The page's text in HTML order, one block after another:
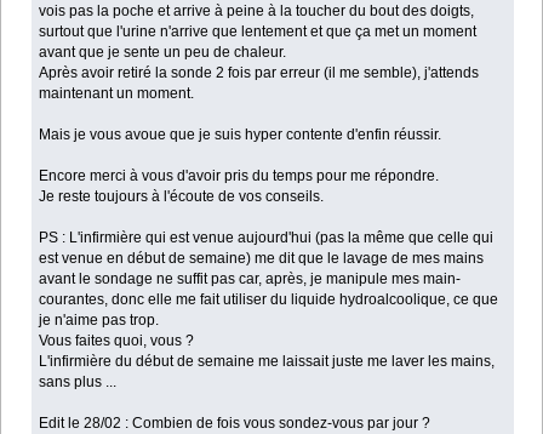
vois pas la poche et arrive à peine à la toucher du bout des doigts,
surtout que l'urine n'arrive que lentement et que ça met un moment
avant que je sente un peu de chaleur.
Après avoir retiré la sonde 2 fois par erreur (il me semble), j'attends
maintenant un moment.
Mais je vous avoue que je suis hyper contente d'enfin réussir.
Encore merci à vous d'avoir pris du temps pour me répondre.
Je reste toujours à l'écoute de vos conseils.
PS : L'infirmière qui est venue aujourd'hui (pas la même que celle qui
est venue en début de semaine) me dit que le lavage de mes mains
avant le sondage ne suffit pas car, après, je manipule mes main-
courantes, donc elle me fait utiliser du liquide hydroalcoolique, ce que
je n'aime pas trop.
Vous faites quoi, vous ?
L'infirmière du début de semaine me laissait juste me laver les mains,
sans plus ...
Edit le 28/02 : Combien de fois vous sondez-vous par jour ?